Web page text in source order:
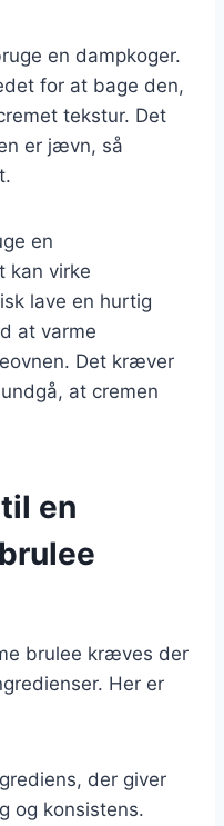
en dampkoger.
for at bage den,
tekstur. Det
er jævn, så
en
kan virke
lave en hurtig
at varme
Det kræver
at cremen
en
brulee kræves der
Her er
der giver
og konsistens.